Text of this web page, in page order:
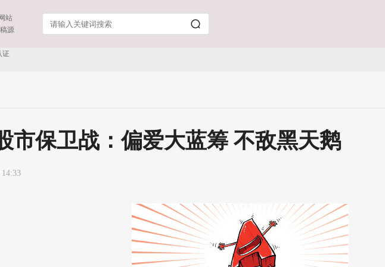
站
源
证
市保卫战：偏爱大蓝筹 不敌黑天鹅